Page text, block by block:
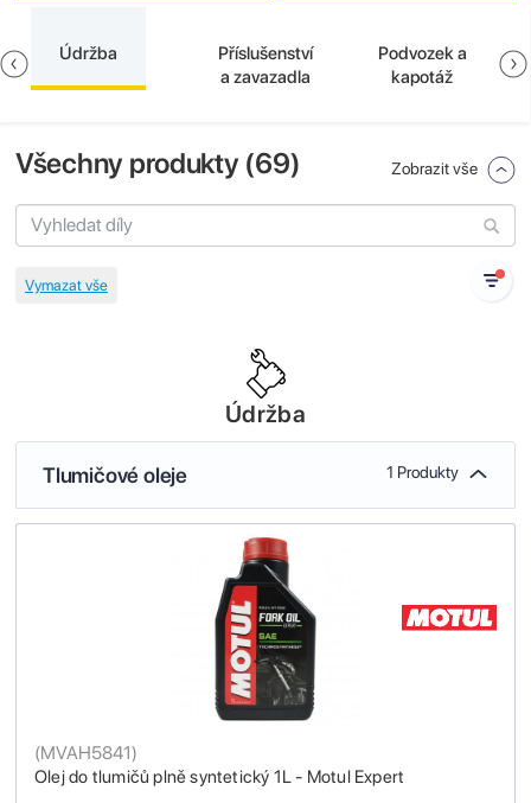
Údržba
Příslušenství
a zavazadla
Podvozek a
kapotáž
Všechny produkty (69) Zobrazit vše
Údržba
Tlumičové oleje 1 Produkty
Olej do tlumičů plně syntetický 1L - Motul Expert
(MVAH5841)